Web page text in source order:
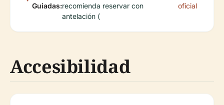
Guiadas:recomienda reservar con
antelación (
oficial
Accesibilidad